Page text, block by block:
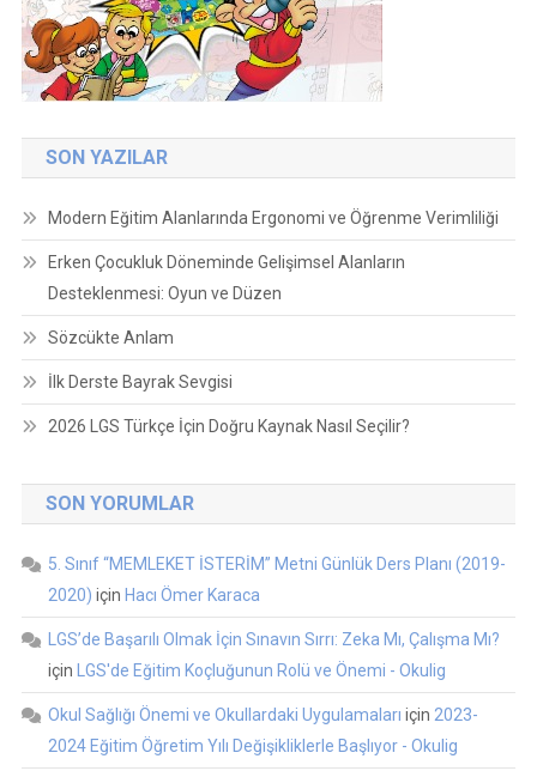
SON YAZILAR
Modern Eğitim Alanlarında Ergonomi ve Öğrenme Verimliliği
Erken Çocukluk Döneminde Gelişimsel Alanların
Desteklenmesi: Oyun ve Düzen
Sözcükte Anlam
İlk Derste Bayrak Sevgisi
2026 LGS Türkçe İçin Doğru Kaynak Nasıl Seçilir?
SON YORUMLAR
5. Sınıf “MEMLEKET İSTERİM” Metni Günlük Ders Planı (2019-
2020) için Hacı Ömer Karaca
LGS’de Başarılı Olmak İçin Sınavın Sırrı: Zeka Mı, Çalışma Mı?
için
LGS'de Eğitim Koçluğunun Rolü ve Önemi - Okulig
Okul Sağlığı Önemi ve Okullardaki Uygulamaları için 2023-
2024 Eğitim Öğretim Yılı Değişikliklerle Başlıyor - Okulig